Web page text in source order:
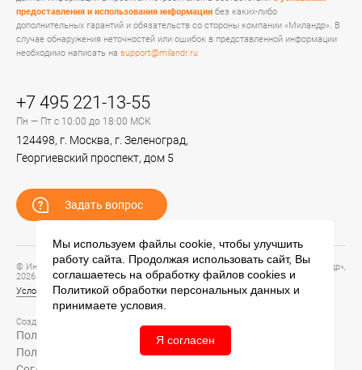
предоставления и использования информации без каких-либо
дополнительных гарантий и обязательств со стороны компании «Миландр». В
случае обнаружения неточностей или ошибок в представленной информации
необходимо написать на support@milandr.ru
+7 495 221-13-55
Пн — Пт с 10:00 до 18:00 МСК
124498, г. Москва, г. Зеленоград,
Георгиевский проспект, дом 5
Задать вопрос
© Информационный портал технической поддержки ЦП ИС АО «ПКК Миландр»,
2026
Условия предоставления и использования информации
Создание сайта –
Политика обработки персональных данных
Политика конфиденциальности
Мы используем файлы cookie, чтобы улучшить
работу сайта. Продолжая использовать сайт, Вы
соглашаетесь на обработку файлов cookies и
Политикой обработки персональных данных и
принимаете условия.
Я согласен